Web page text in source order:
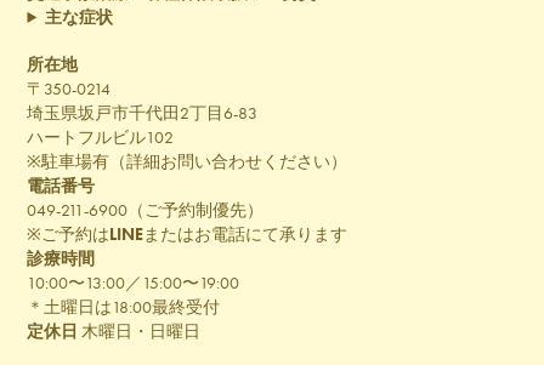
主な症状
所在地
〒350-0214
埼玉県坂戸市千代田2丁目6-83
ハートフルビル102
※駐車場有（詳細お問い合わせください）
電話番号
049-211-6900（ご予約制優先）
※ご予約はLINEまたはお電話にて承ります
診療時間
10:00〜13:00／15:00〜19:00
＊土曜日は18:00最終受付
定休日 木曜日・日曜日